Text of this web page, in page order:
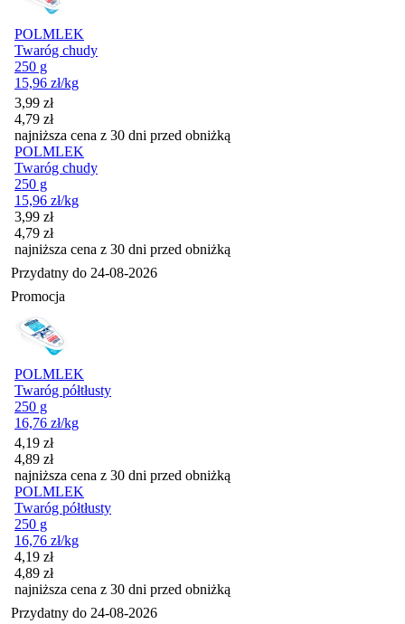
POLMLEK
Twaróg chudy
250 g
15,96 zł/kg
Cena promocyjna
3,99 zł
4,79 zł
najniższa cena z 30 dni przed obniżką
POLMLEK
Twaróg chudy
250 g
15,96 zł/kg
Cena promocyjna
3,99 zł
4,79 zł
najniższa cena z 30 dni przed obniżką
Przydatny do 24-08-2026
Promocja
POLMLEK
Twaróg półtłusty
250 g
16,76 zł/kg
Cena promocyjna
4,19 zł
4,89 zł
najniższa cena z 30 dni przed obniżką
POLMLEK
Twaróg półtłusty
250 g
16,76 zł/kg
Cena promocyjna
4,19 zł
4,89 zł
najniższa cena z 30 dni przed obniżką
Przydatny do 24-08-2026